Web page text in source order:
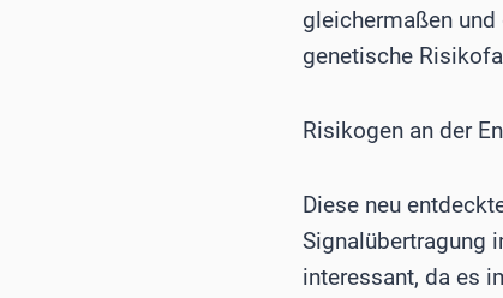
gleichermaßen
genetische
Risikogen an der
Diese neu
Signalübertragung
interessant, da es